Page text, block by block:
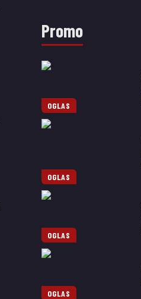
Promo
OGLAS
OGLAS
OGLAS
OGLAS